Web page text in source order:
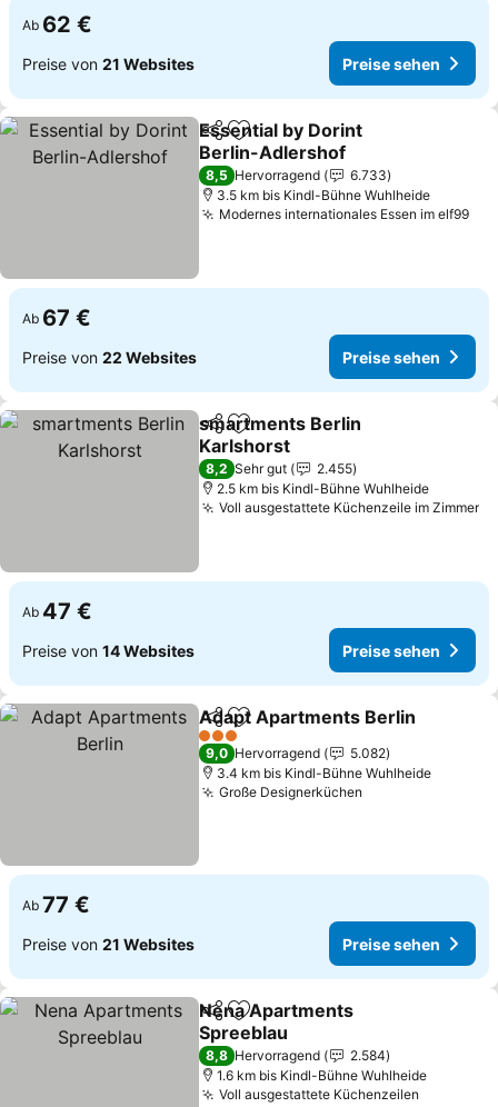
Ab 62 €
Preise von 21 Websites Preise sehen
TeilenZu Favoriten hinzufügen
Essential by Dorint
Berlin-Adlershof
Preise sehen
8,5 Hervorragend
6.733
3.5 km bis Kindl-Bühne Wuhlheide
Modernes internationales Essen im elf99
Ab 67 €
Preise von 22 Websites Preise sehen
TeilenZu Favoriten hinzufügen
smartments Berlin
Karlshorst
Preise sehen
8,2 Sehr gut
2.455
2.5 km bis Kindl-Bühne Wuhlheide
Voll ausgestattete Küchenzeile im Zimmer
Ab 47 €
Preise von 14 Websites Preise sehen
TeilenZu Favoriten hinzufügen
Adapt Apartments Berlin
3 Sterne
9,0 Hervorragend
5.082
3.4 km bis Kindl-Bühne Wuhlheide
Große Designerküchen
Ab 77 €
Preise von 21 Websites Preise sehen
TeilenZu Favoriten hinzufügen
Nena Apartments
Spreeblau
Preise sehen
8,8 Hervorragend
2.584
1.6 km bis Kindl-Bühne Wuhlheide
Voll ausgestattete Küchenzeilen